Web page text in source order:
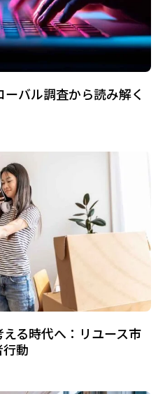
バル調査から読み解く
る時代へ：リユース市
動